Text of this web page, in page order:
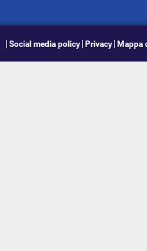
Social media policy Privacy Mappa